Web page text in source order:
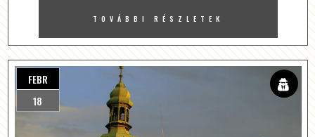
TOVÁBBI RÉSZLETEK
FEBR
18